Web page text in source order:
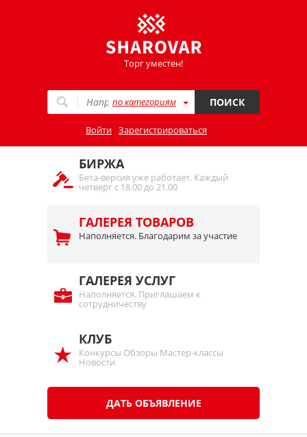
Торг уместен!
по категориям ПОИСК
Войти Зарегистрироваться
БИРЖА
Бета-версия уже работает. Каждый
четверг с 18.00 до 21.00
ГАЛЕРЕЯ ТОВАРОВ
Наполняется. Благодарим за участие
ГАЛЕРЕЯ УСЛУГ
Наполняется. Приглашаем к
сотрудничеству
КЛУБ
Конкурсы Обзоры Мастер-классы
Новости
ДАТЬ ОБЪЯВЛЕНИЕ